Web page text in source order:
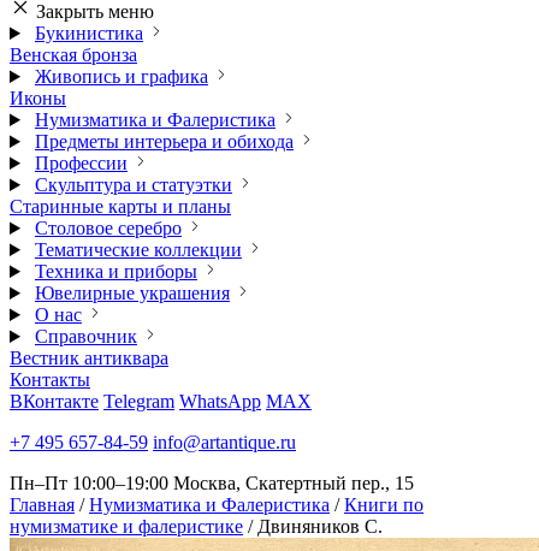
Закрыть меню
Букинистика
Венская бронза
Живопись и графика
Иконы
Нумизматика и Фалеристика
Предметы интерьера и обихода
Профессии
Скульптура и статуэтки
Старинные карты и планы
Столовое серебро
Тематические коллекции
Техника и приборы
Ювелирные украшения
О нас
Справочник
Вестник антиквара
Контакты
ВКонтакте Telegram WhatsApp MAX
+7 495 657-84-59 info@artantique.ru
Пн–Пт 10:00–19:00 Москва, Скатертный пер., 15
Главная / Нумизматика и Фалеристика / Книги по
нумизматике и фалеристике / Двиняников С.